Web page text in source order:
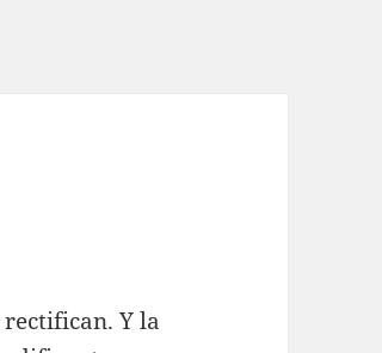
Y la